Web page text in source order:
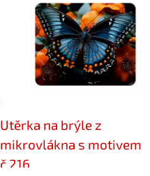
Utěrka na brýle z
mikrovlákna s motivem
č.216